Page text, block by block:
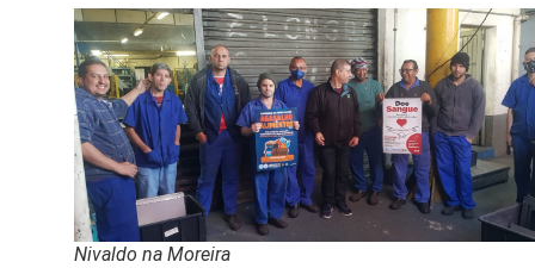
Nivaldo na Moreira